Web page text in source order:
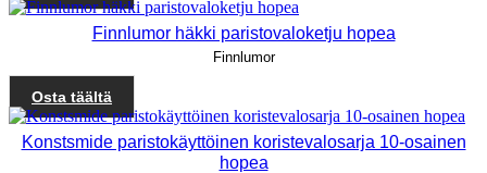
Finnlumor häkki paristovaloketju hopea
Finnlumor
Osta täältä
Konstsmide paristokäyttöinen koristevalosarja 10-osainen
hopea